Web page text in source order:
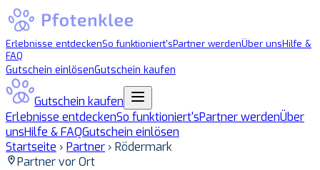
Erlebnisse entdeckenSo funktioniert'sPartner werdenÜber unsHilfe &
FAQ
Gutschein einlösenGutschein kaufen
Gutschein kaufen
Erlebnisse entdeckenSo funktioniert'sPartner werdenÜber
unsHilfe & FAQGutschein einlösen
Startseite › Partner › Rödermark
Partner vor Ort